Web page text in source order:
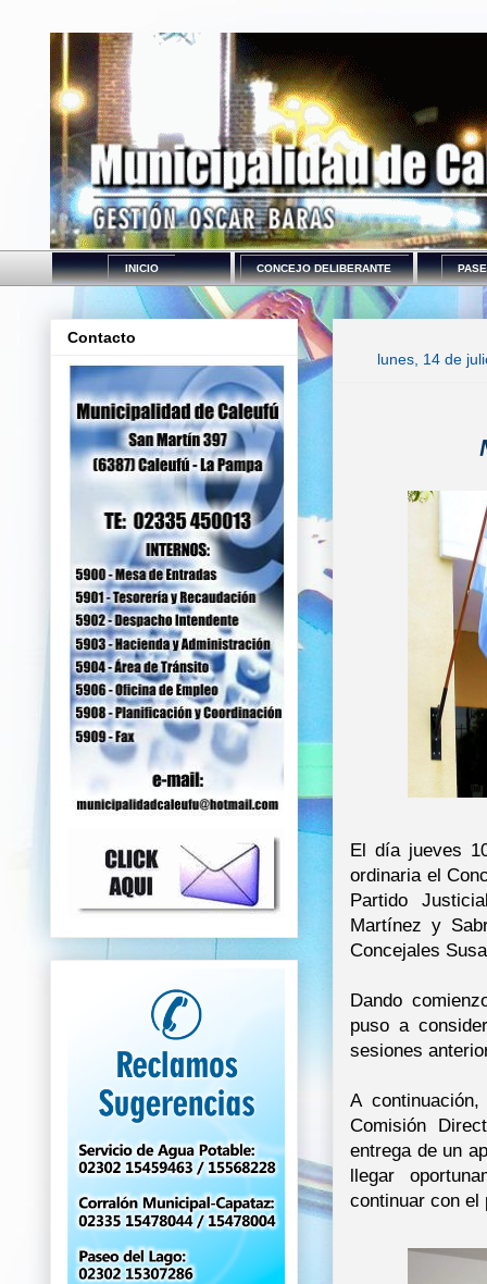
INICIO CONCEJO DELIBERANTE
lunes, 14 de
El día jueves
ordinaria el
Partido
Martínez y
Concejales
Dando
puso a
sesiones
A
Comisión
entrega de un
llegar
continuar con
Contacto